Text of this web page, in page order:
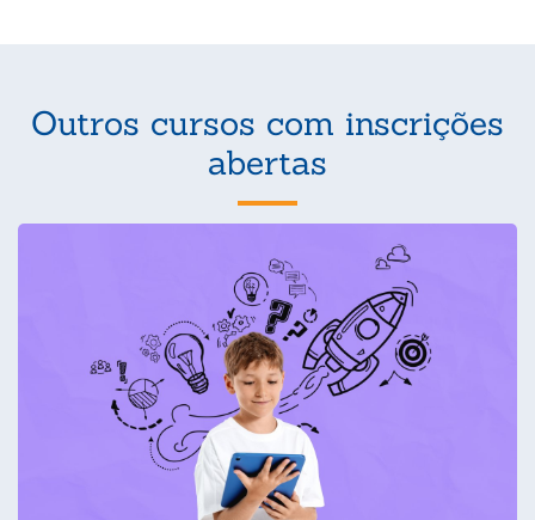
Outros cursos com inscrições
abertas